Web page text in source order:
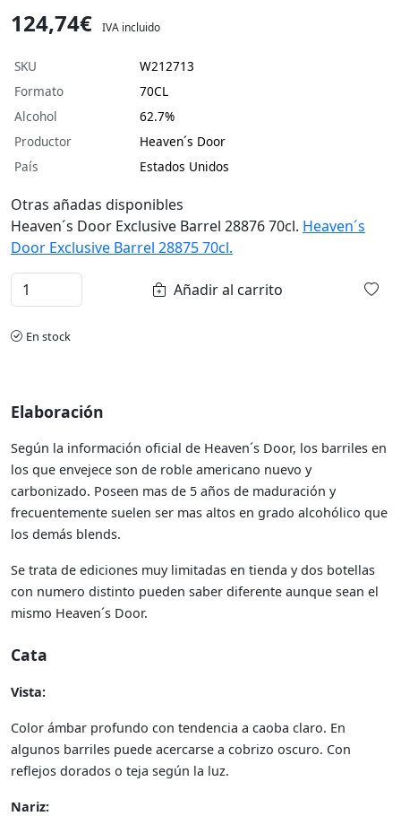
124,74€ IVA incluido
SKU
W212713
Formato
70CL
Alcohol
62.7%
Productor
Heaven´s Door
País
Estados Unidos
Otras añadas disponibles
Heaven´s Door Exclusive Barrel 28876 70cl. Heaven´s
Door Exclusive Barrel 28875 70cl.
Añadir al carrito
En stock
Elaboración
Según la información oficial de Heaven´s Door, los barriles en
los que envejece son de roble americano nuevo y
carbonizado. Poseen mas de 5 años de maduración y
frecuentemente suelen ser mas altos en grado alcohólico que
los demás blends.
Se trata de ediciones muy limitadas en tienda y dos botellas
con numero distinto pueden saber diferente aunque sean el
mismo Heaven´s Door.
Cata
Vista:
Color ámbar profundo con tendencia a caoba claro. En
algunos barriles puede acercarse a cobrizo oscuro. Con
reflejos dorados o teja según la luz.
Nariz: